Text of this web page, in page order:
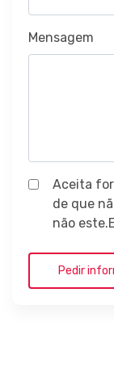
Mensagem
Aceita
de que
não